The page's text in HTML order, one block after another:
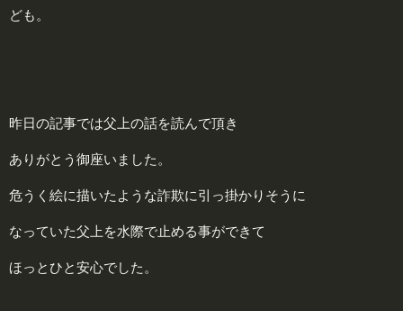
ども。
昨日の記事では父上の話を読んで頂き
ありがとう御座いました。
危うく絵に描いたような詐欺に引っ掛かりそうに
なっていた父上を水際で止める事ができて
ほっとひと安心でした。